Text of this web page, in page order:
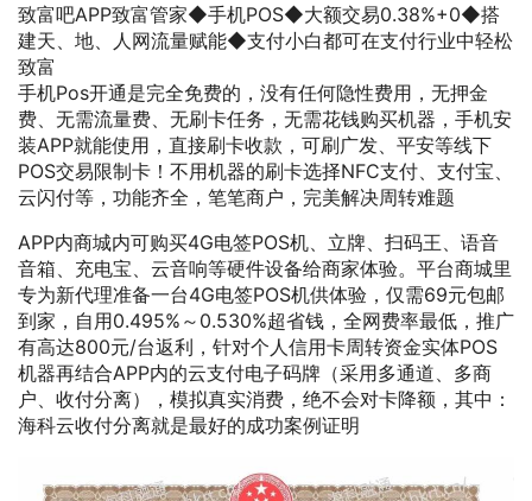
致富吧APP致富管家◆手机POS◆大额交易0.38%+0◆搭
建天、地、人网流量赋能◆支付小白都可在支付行业中轻松
致富
手机Pos开通是完全免费的，没有任何隐性费用，无押金
费、无需流量费、无刷卡任务，无需花钱购买机器，手机安
装APP就能使用，直接刷卡收款，可刷广发、平安等线下
POS交易限制卡！不用机器的刷卡选择NFC支付、支付宝、
云闪付等，功能齐全，笔笔商户，完美解决周转难题
APP内商城内可购买4G电签POS机、立牌、扫码王、语音
音箱、充电宝、云音响等硬件设备给商家体验。平台商城里
专为新代理准备一台4G电签POS机供体验，仅需69元包邮
到家，自用0.495%～0.530%超省钱，全网费率最低，推广
有高达800元/台返利，针对个人信用卡周转资金实体POS
机器再结合APP内的云支付电子码牌（采用多通道、多商
户、收付分离），模拟真实消费，绝不会对卡降额，其中：
海科云收付分离就是最好的成功案例证明